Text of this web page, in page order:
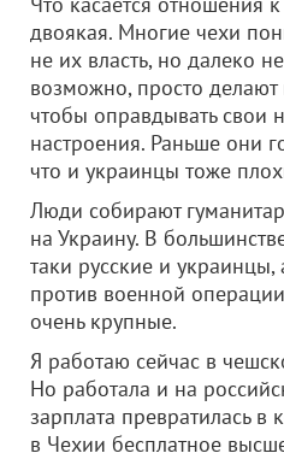
двоякая. Многие чехи
не их власть, но далеко
возможно, просто
чтобы оправдывать свои
настроения. Раньше они
что и украинцы тоже
Люди собирают
на Украину. В
таки русские и
против военной
очень крупные.
Я работаю сейчас в
Но работала и на
зарплата превратилась в
в Чехии бесплатное